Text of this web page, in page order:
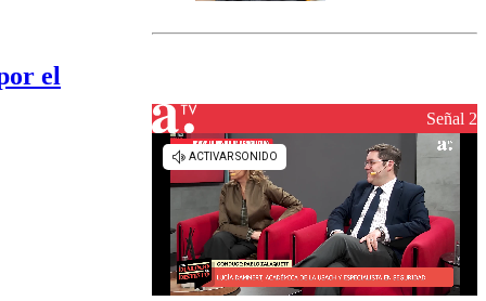
el
el fin de la
reconstrucciónSeñal 2